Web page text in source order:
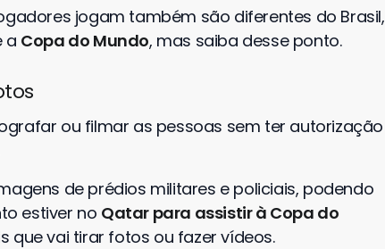
jogam também são diferentes do Brasil,
a Copa do Mundo, mas saiba desse ponto.
ou filmar as pessoas sem ter autorização
de prédios militares e policiais, podendo
estiver no Qatar para assistir à Copa do
que vai tirar fotos ou fazer vídeos.